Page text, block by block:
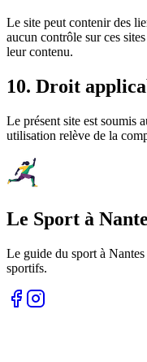
Le site peut contenir des
aucun contrôle sur ces
leur contenu.
10. Droit
Le présent site est soumis
utilisation relève de la
Le Sport à
Le guide du sport à Nantes
sportifs.